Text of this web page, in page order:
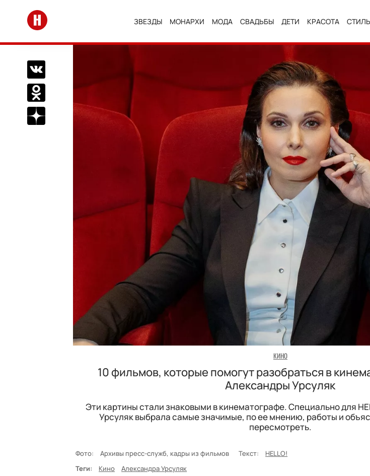
Перейти на главную
ЗВЕЗДЫ МОНАРХИ МОДА СВАДЬБЫ ДЕТИ КРАСОТА
Поделиться Вконтакте
Поделиться в Одноклассниках
Подписаться на нас в Дзен
КИНО
10 фильмов, которые помогут разобраться в
Александры Урсуляк
Эти картины стали знаковыми в кинематографе. Специально для
Урсуляк выбрала самые значимые, по ее мнению, работы и
пересмотреть.
Фото: Архивы пресс-служб, кадры из фильмов Текст: HELLO!
Теги:
Кино Александра Урсуляк